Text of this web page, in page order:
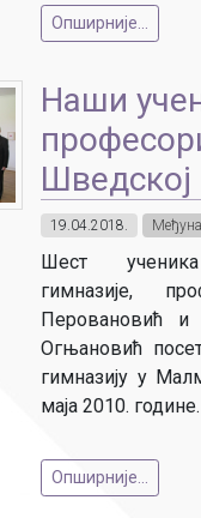
Опширније...
Наши
Шведској
19.04.2018.
Шест
гимназије,
Перовановић и
Огњановић
гимназију у
маја 2010. године.
Опширније...